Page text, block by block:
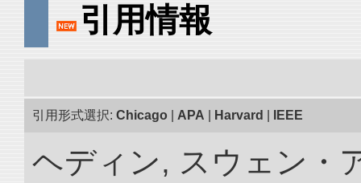
引用情報
引用形式選択: Chicago APA Harvard IEEE
ヘディン, スウェン・